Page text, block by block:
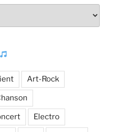
Art-Rock
Electro